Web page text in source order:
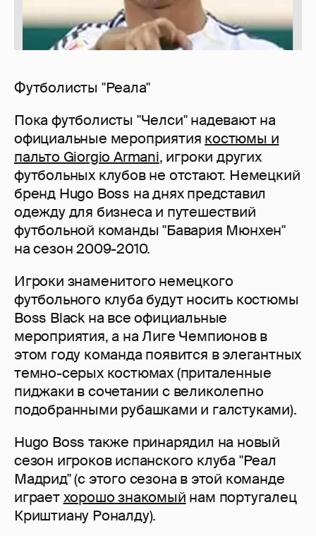
Футболисты "Реала"
Пока футболисты "Челси" надевают на
официальные мероприятия костюмы и
пальто Giorgio Armani, игроки других
футбольных клубов не отстают. Немецкий
бренд Hugo Boss на днях представил
одежду для бизнеса и путешествий
футбольной команды "Бавария Мюнхен"
на сезон 2009-2010.
Игроки знаменитого немецкого
футбольного клуба будут носить костюмы
Boss Black на все официальные
мероприятия, а на Лиге Чемпионов в
этом году команда появится в элегантных
темно-серых костюмах (приталенные
пиджаки в сочетании с великолепно
подобранными рубашками и галстуками).
Hugo Boss также принарядил на новый
сезон игроков испанского клуба "Реал
Мадрид" (с этого сезона в этой команде
играетхорошо знакомый нам португалец
Криштиану Роналду).